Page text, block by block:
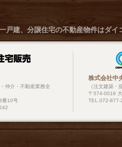
戸建、 分譲住宅の不動産物件はダイ
仲介・不動産業務全
番10号
株式会社中
（注文建築・
〒574-0016
TEL.072-